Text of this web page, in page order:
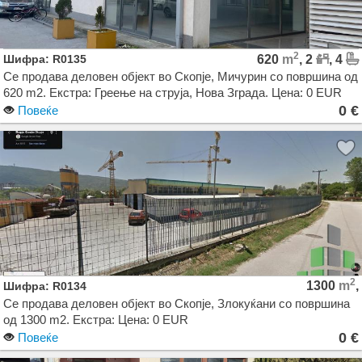
Шифра: R0135 620 m2, 2
, 4
Се продава деловен објект во Скопје, Мичурин со површина од
620 m2. Екстра: Греење на струја, Нова Зграда. Цена: 0 EUR
Повеќе
0 €
Шифра: R0134 1300 m2,
Се продава деловен објект во Скопје, Злокуќани со површина
од 1300 m2. Екстра: Цена: 0 EUR
Повеќе
0 €